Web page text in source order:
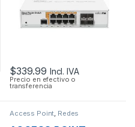
+ 4 PUERTOS SFP,
RACKEABLE
$339.99 Incl. IVA
Precio en efectivo o
transferencia
Access Point Redes